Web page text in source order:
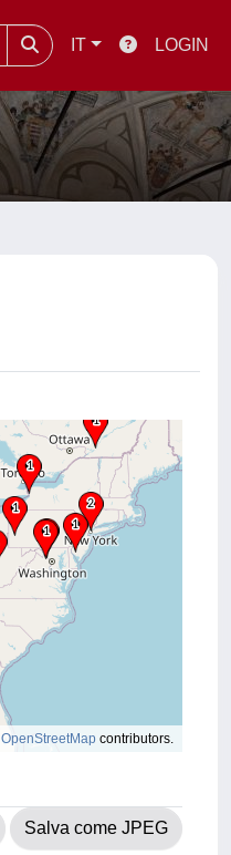
IT LOGIN
OpenStreetMap contributors.
Salva come JPEG